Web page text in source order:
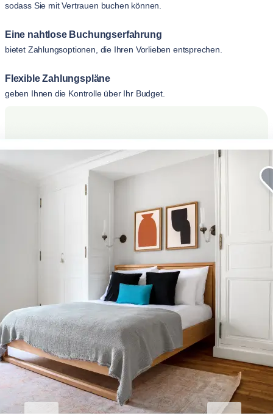
sodass Sie mit Vertrauen buchen können.
Eine nahtlose Buchungserfahrung
bietet Zahlungsoptionen, die Ihren Vorlieben entsprechen.
Flexible Zahlungspläne
geben Ihnen die Kontrolle über Ihr Budget.
Erhöhen Sie Ihren
Geschäftsaufenthalt.